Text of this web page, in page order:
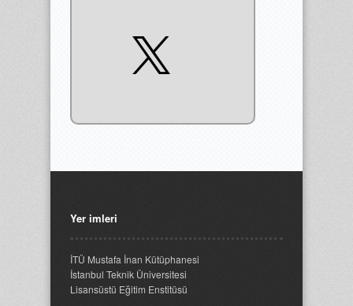
Yer imleri
İTÜ Mustafa İnan Kütüphanesi
İstanbul Teknik Üniversitesi
Lisansüstü Eğitim Enstitüsü